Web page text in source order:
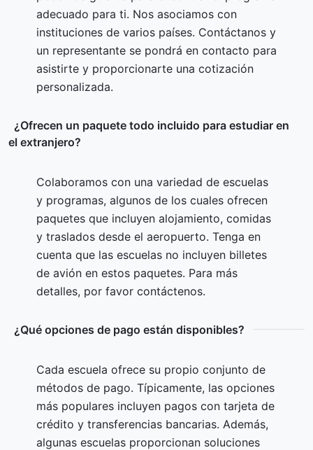
adecuado para ti. Nos asociamos con
instituciones de varios países. Contáctanos y
un representante se pondrá en contacto para
asistirte y proporcionarte una cotización
personalizada.
¿Ofrecen un paquete todo incluido para estudiar en
el extranjero?
Colaboramos con una variedad de escuelas
y programas, algunos de los cuales ofrecen
paquetes que incluyen alojamiento, comidas
y traslados desde el aeropuerto. Tenga en
cuenta que las escuelas no incluyen billetes
de avión en estos paquetes. Para más
detalles, por favor contáctenos.
¿Qué opciones de pago están disponibles?
Cada escuela ofrece su propio conjunto de
métodos de pago. Típicamente, las opciones
más populares incluyen pagos con tarjeta de
crédito y transferencias bancarias. Además,
algunas escuelas proporcionan soluciones